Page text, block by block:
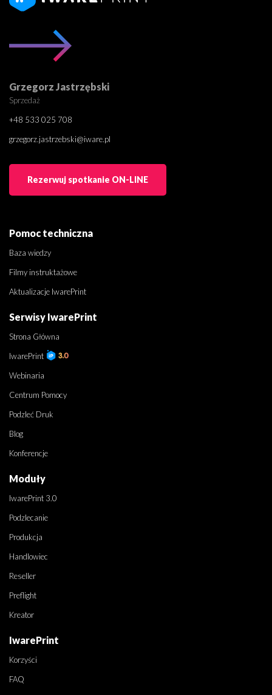
Grzegorz Jastrzębski
Sprzedaż
+48 533 025 708
grzegorz.jastrzebski@iware.pl
Rezerwuj spotkanie ON-LINE
Pomoc techniczna
Baza wiedzy
Filmy instruktażowe
Aktualizacje IwarePrint
Serwisy IwarePrint
Strona Główna
IwarePrint
Webinaria
Centrum Pomocy
Podzleć Druk
Blog
Konferencje
Moduły
IwarePrint 3.0
Podzlecanie
Produkcja
Handlowiec
Reseller
Preflight
Kreator
IwarePrint
Korzyści
FAQ